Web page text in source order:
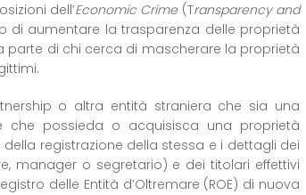
dell’Economic Crime (Transparency and
di aumentare la trasparenza delle proprietà
parte di chi cerca di mascherare la proprietà
o altra entità straniera che sia una
possieda o acquisisca una proprietà
registrazione della stessa e i dettagli dei
manager o segretario) e dei titolari effettivi
delle Entità d’Oltremare (ROE) di nuova